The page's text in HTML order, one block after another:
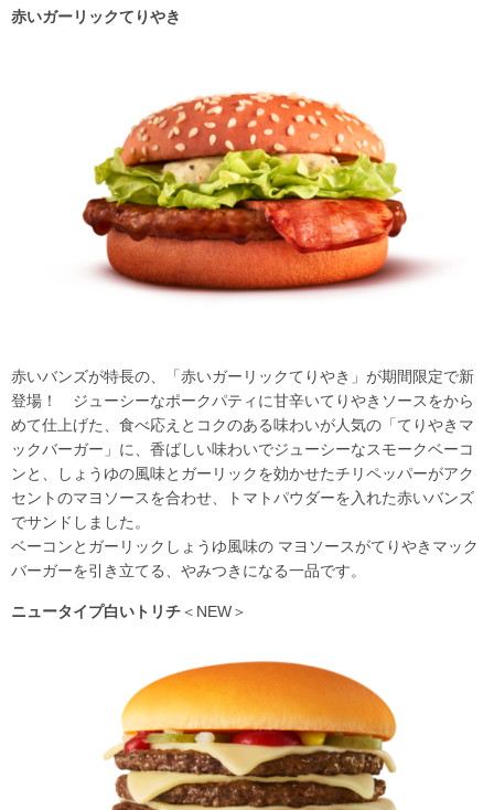
赤いガーリックてりやき
赤いバンズが特長の、「赤いガーリックてりやき」が期間限定で新
登場！ ジューシーなポークパティに甘辛いてりやきソースをから
めて仕上げた、食べ応えとコクのある味わいが人気の「てりやきマ
ックバーガー」に、香ばしい味わいでジューシーなスモークベーコ
ンと、しょうゆの風味とガーリックを効かせたチリペッパーがアク
セントのマヨソースを合わせ、トマトパウダーを入れた赤いバンズ
でサンドしました。
ベーコンとガーリックしょうゆ風味の マヨソースがてりやきマック
バーガーを引き立てる、やみつきになる一品です。
ニュータイプ白いトリチ＜NEW＞